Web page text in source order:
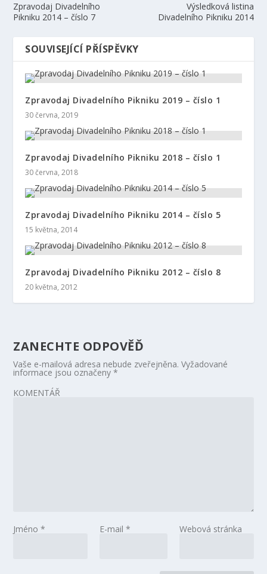
Zpravodaj Divadelního
Pikniku 2014 – číslo 7
Výsledková listina
Divadelního Pikniku 2014
SOUVISEJÍCÍ PŘÍSPĚVKY
Zpravodaj Divadelního Pikniku 2019 – číslo 1
30 června, 2019
Zpravodaj Divadelního Pikniku 2018 – číslo 1
30 června, 2018
Zpravodaj Divadelního Pikniku 2014 – číslo 5
15 května, 2014
Zpravodaj Divadelního Pikniku 2012 – číslo 8
20 května, 2012
ZANECHTE ODPOVĚĎ
Vaše e-mailová adresa nebude zveřejněna. Vyžadované
informace jsou označeny*
KOMENTÁŘ
Jméno* E-mail * Webová stránka